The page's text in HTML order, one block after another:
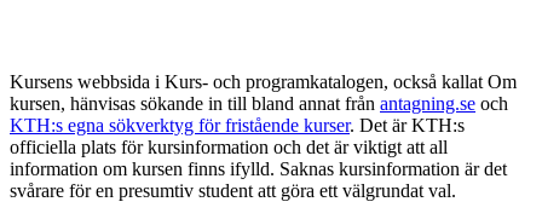
Kursens webbsida i Kurs- och programkatalogen, också kallat Om
kursen, hänvisas sökande in till bland annat från antagning.se och
KTH:s egna sökverktyg för fristående kurser. Det är KTH:s
officiella plats för kursinformation och det är viktigt att all
information om kursen finns ifylld. Saknas kursinformation är det
svårare för en presumtiv student att göra ett välgrundat val.